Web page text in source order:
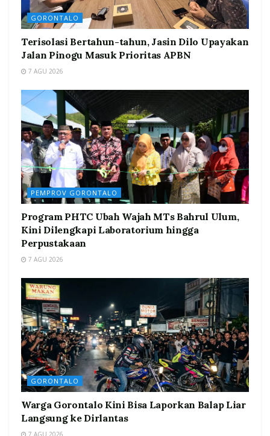
GORONTALO
Terisolasi Bertahun-tahun, Jasin Dilo Upayakan
Jalan Pinogu Masuk Prioritas APBN
7 AGU 2026
PEMPROV GORONTALO
Program PHTC Ubah Wajah MTs Bahrul Ulum,
Kini Dilengkapi Laboratorium hingga
Perpustakaan
7 AGU 2026
GORONTALO
Warga Gorontalo Kini Bisa Laporkan Balap Liar
Langsung ke Dirlantas
7 AGU 2026